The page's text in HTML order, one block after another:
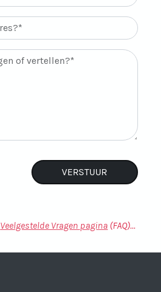
Veelgestelde Vragen pagina (FAQ)...